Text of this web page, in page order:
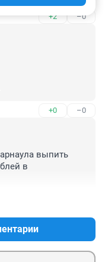
+2 –0
+0 –0
выпить
в